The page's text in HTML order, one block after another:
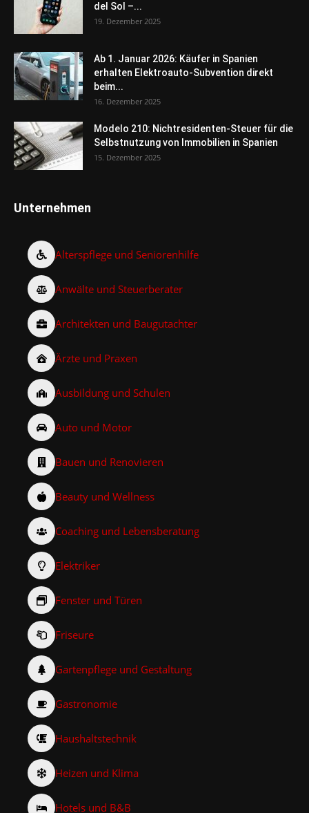
del Sol –...
19. Dezember 2025
Ab 1. Januar 2026: Käufer in Spanien
erhalten Elektroauto-Subvention direkt
beim...
16. Dezember 2025
Modelo 210: Nichtresidenten-Steuer für die
Selbstnutzung von Immobilien in Spanien
15. Dezember 2025
Unternehmen
Alterspflege und Seniorenhilfe
Anwälte und Steuerberater
Architekten und Baugutachter
Ärzte und Praxen
Ausbildung und Schulen
Auto und Motor
Bauen und Renovieren
Beauty und Wellness
Coaching und Lebensberatung
Elektriker
Fenster und Türen
Friseure
Gartenpflege und Gestaltung
Gastronomie
Haushaltstechnik
Heizen und Klima
Hotels und B&B